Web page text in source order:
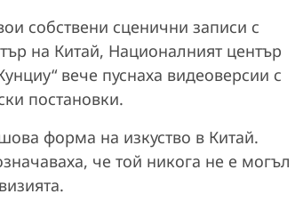
собствени сценични записи с
на Китай, Националният център
вече пуснаха видеоверсии с
постановки.
форма на изкуство в Китай.
че той никога не е могъл